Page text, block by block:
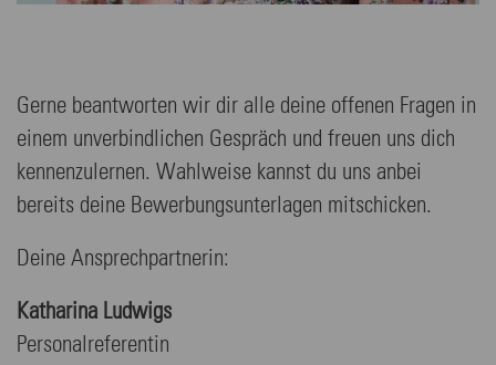
Gerne beantworten wir dir alle deine offenen Fragen in
einem unverbindlichen Gespräch und freuen uns dich
kennenzulernen. Wahlweise kannst du uns anbei
bereits deine Bewerbungsunterlagen mitschicken.
Deine Ansprechpartnerin:
Katharina Ludwigs
Personalreferentin